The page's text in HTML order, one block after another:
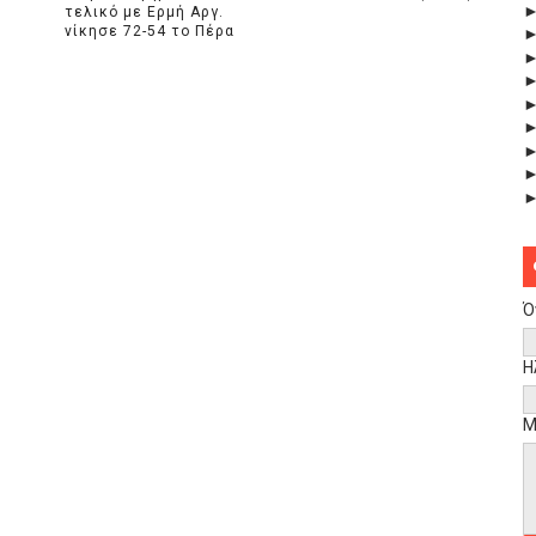
τελικό με Ερμή Αργ.
νίκησε 72-54 το Πέρα